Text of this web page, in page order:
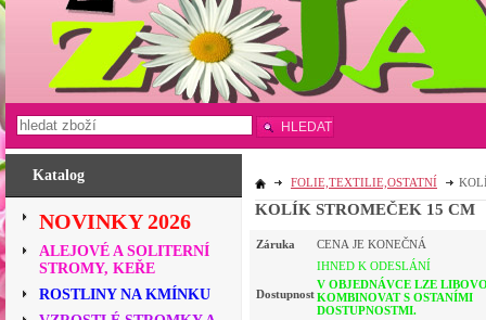
Katalog
NOVINKY 2026
ALEJOVÉ A SOLITERNÍ
STROMY, KEŘE
ROSTLINY NA KMÍNKU
FOLIE,TEXTILIE,OSTATNÍ
KOLÍK STROMEČEK 15 CM
Záruka CENA JE KONEČNÁ
Dostupnost
IHNED K ODESLÁNÍ
V OBJEDNÁVCE LZE
KOMBINOVAT S OSTANÍMI
DOSTUPNOSTMI.
HLEDAT